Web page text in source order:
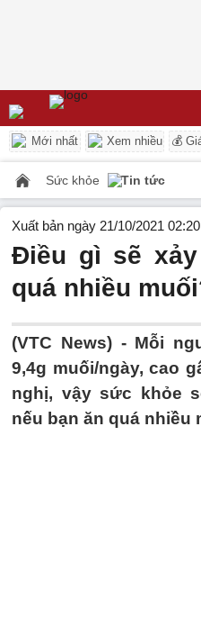
Mới nhất Xem nhiều 💰
Sức khỏe Tin tức
Xuất bản ngày 21/10/2021
Điều gì sẽ
quá nhiều
(VTC News) - Mỗi
9,4g muối/ngày, cao
nghị, vậy sức khỏe
nếu bạn ăn quá nhiều